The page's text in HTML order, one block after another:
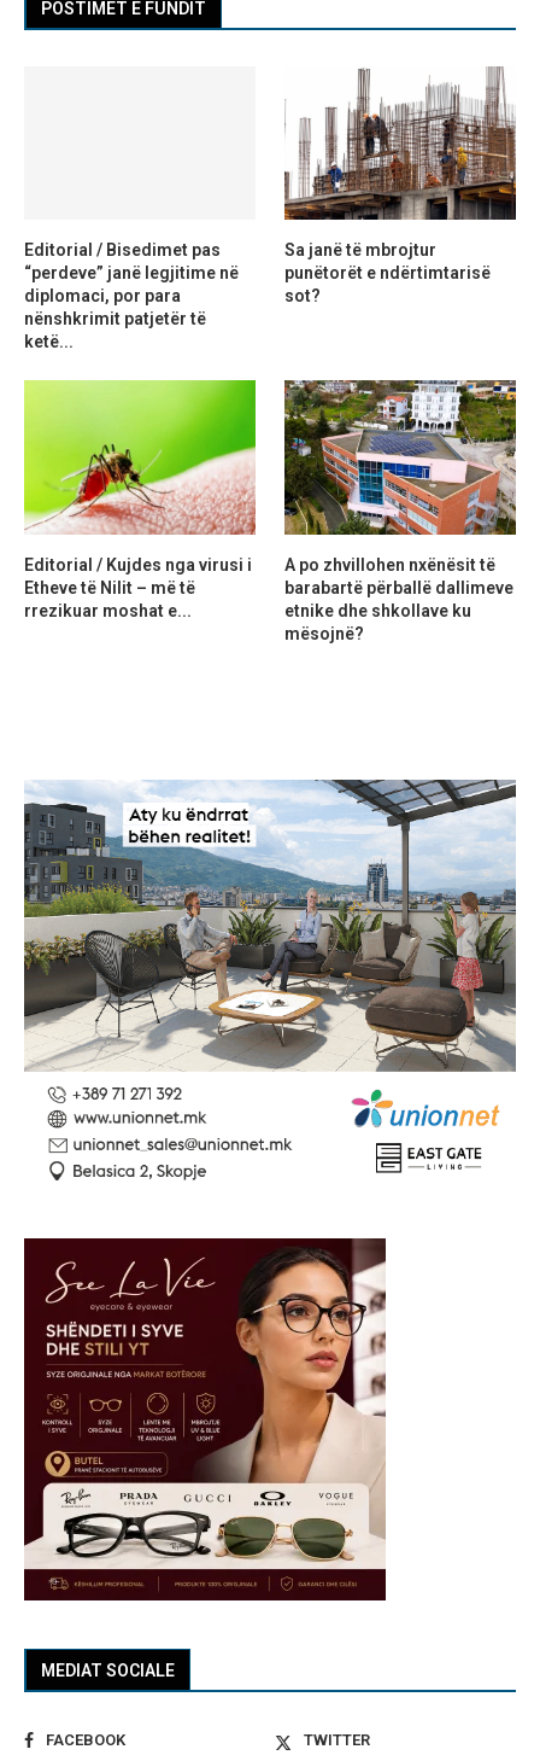
MEDIAT SOCIALE
FACEBOOK
TWITTER
POSTIMET E FUNDIT
Editorial / Bisedimet pas
“perdeve” janë legjitime në
diplomaci, por para
nënshkrimit patjetër të
ketë...
Sa janë të mbrojtur
punëtorët e ndërtimtarisë
sot?
Editorial / Kujdes nga virusi i
Etheve të Nilit – më të
rrezikuar moshat e...
A po zhvillohen nxënësit të
barabartë përballë dallimeve
etnike dhe shkollave ku
mësojnë?